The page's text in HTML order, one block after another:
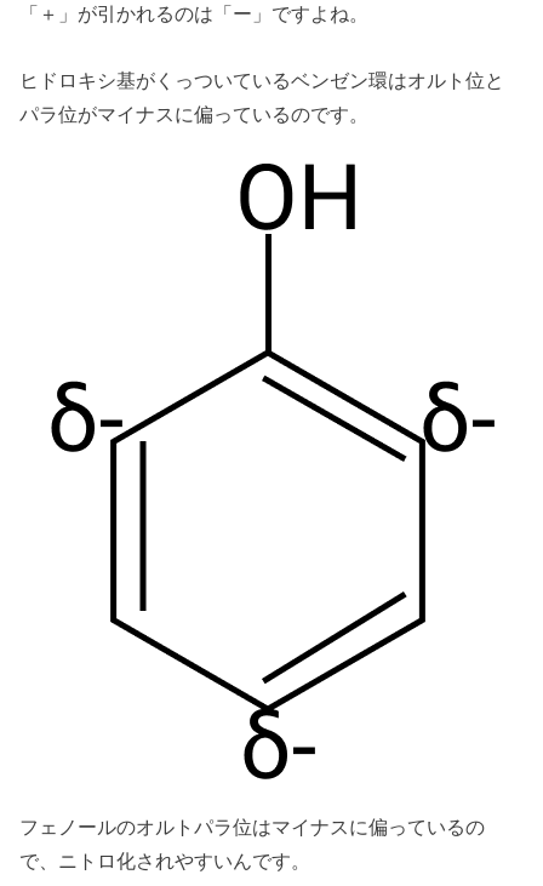
「＋」が引かれるのは「ー」ですよね。
ヒドロキシ基がくっついているベンゼン環はオルト位と
パラ位がマイナスに偏っているのです。
フェノールのオルトパラ位はマイナスに偏っているの
で、ニトロ化されやすいんです。